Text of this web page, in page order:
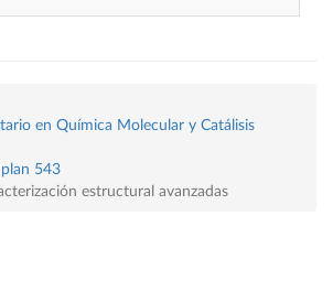
en Química Molecular y Catálisis
543
estructural avanzadas